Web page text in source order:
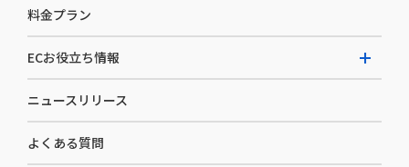
カスタマーサクセス
セキュリティ
デザイン制作
コンサルティング
選ばれる理由
開発体制
導入企業一覧
料金プラン
ECお役立ち情報
お役立ち資料
ニュースリリース
よくある質問